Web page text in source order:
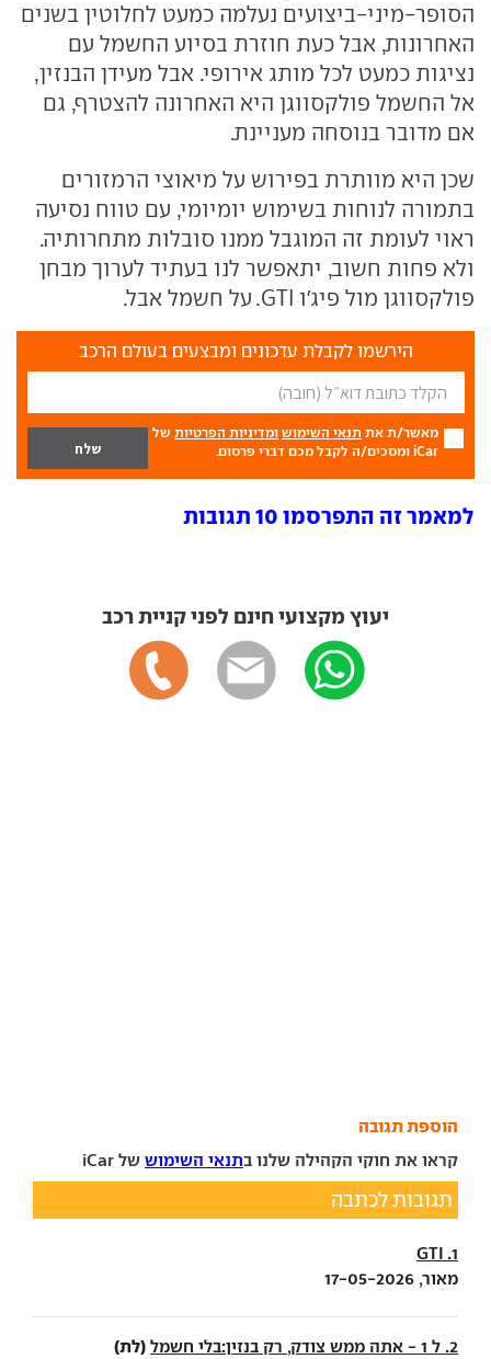
הסופר-מיני-ביצועים נעלמה כמעט לחלוטין בשנים
האחרונות, אבל כעת חוזרת בסיוע החשמל עם
נציגות כמעט לכל מותג אירופי. אבל מעידן הבנזין,
אל החשמל פולקסווגן היא האחרונה להצטרף, גם
אם מדובר בנוסחה מעניינת.
שכן היא מוותרת בפירוש על מיאוצי הרמזורים
בתמורה לנוחות בשימוש יומיומי, עם טווח נסיעה
ראוי לעומת זה המוגבל ממנו סובלות מתחרותיה.
ולא פחות חשוב, יתאפשר לנו בעתיד לערוך מבחן
פולקסווגן מול פיג'ו GTI. על חשמל אבל.
הירשמו לקבלת עדכונים ומבצעים בעולם הרכב
מאשר/ת את תנאי השימוש ומדיניות הפרטיות של
iCar ומסכים/ה לקבל מכם דברי פרסום.
למאמר זה התפרסמו 10 תגובות
יעוץ מקצועי חינם לפני קניית רכב
הוספת תגובה
קראו את חוקי הקהילה שלנו בתנאי השימוש של iCar
תגובות לכתבה
1. GTI
מאור, 17-05-2026
2. ל 1 - אתה ממש צודק, רק בנזין:בלי חשמל (לת)